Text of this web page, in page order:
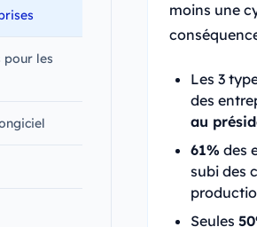
pour les
moins une
Les 3
des
au
61% des
subi des
Seules